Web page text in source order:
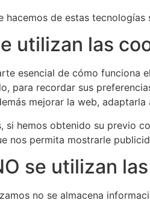
hacemos de estas
utilizan las
esencial de cómo funciona
para recordar sus
mejorar la web,
si hemos obtenido su previo
nos permita mostrarle
se utilizan
no se almacena